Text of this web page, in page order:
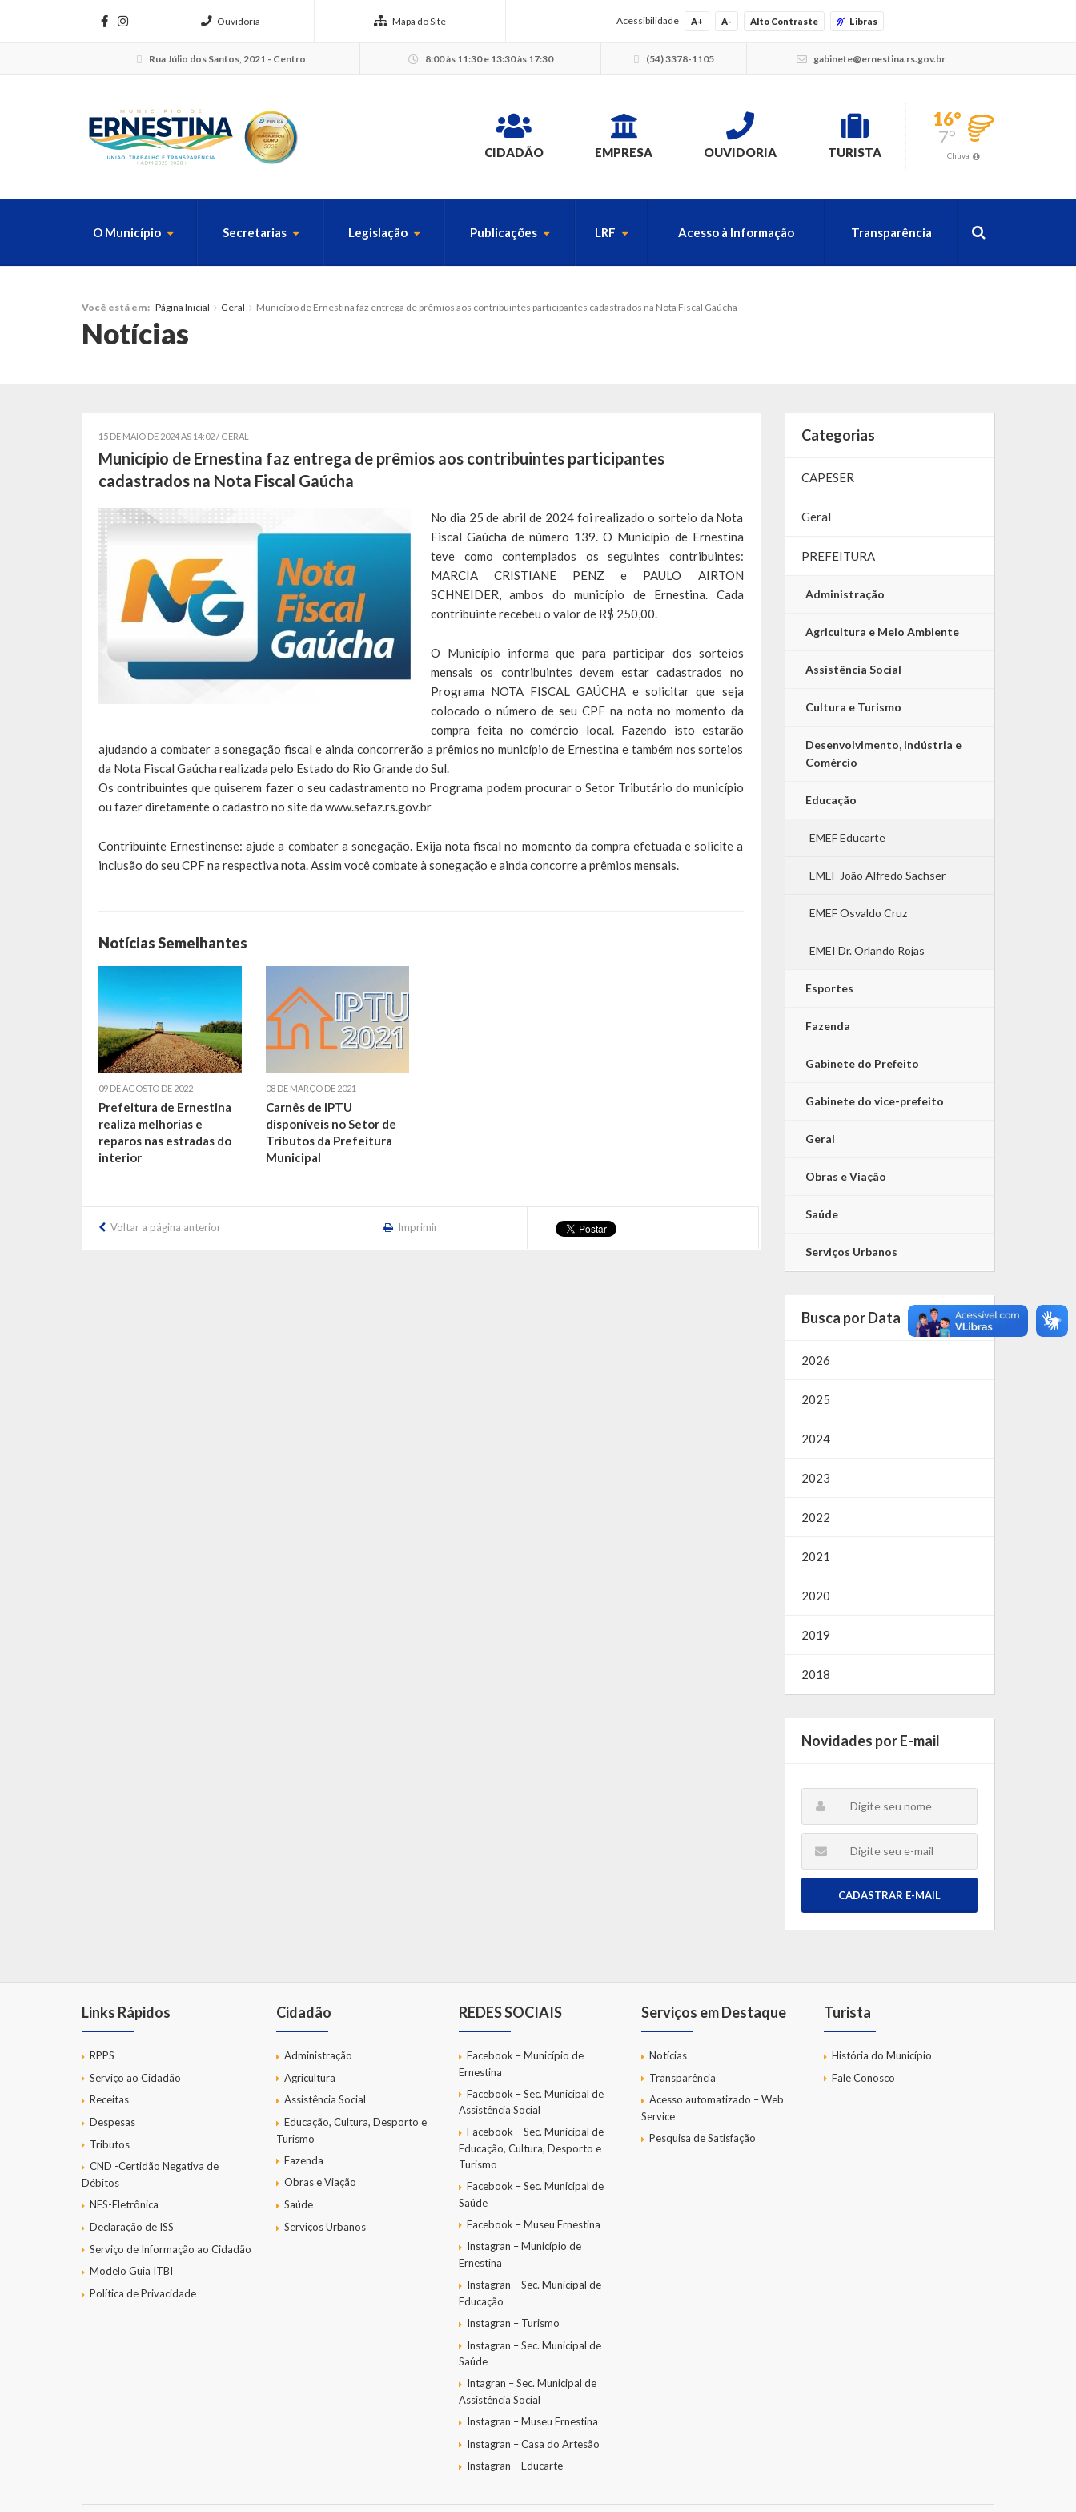
Ouvidoria Mapa do Site Acessibilidade A+ A- Alto Contraste Libras
Rua Júlio dos Santos, 2021 - Centro 8:00 às 11:30 e 13:30 às 17:30 (54) 3378-1105 gabinete@ernestina.rs.gov.br
CIDADÃO EMPRESA OUVIDORIA TURISTA
16°
7°
Chuva
O Município Secretarias Legislação Publicações LRF Acesso à Informação Transparência
Você está em: Página Inicial Geral Município de Ernestina faz entrega de prêmios aos contribuintes participantes cadastrados na Nota Fiscal Gaúcha
Notícias
15 DE MAIO DE 2024 AS 14:02 / GERAL
Município de Ernestina faz entrega de prêmios aos contribuintes participantes
cadastrados na Nota Fiscal Gaúcha
No dia 25 de abril de 2024 foi realizado o sorteio da Nota
Fiscal Gaúcha de número 139. O Município de Ernestina
teve como contemplados os seguintes contribuintes:
MARCIA CRISTIANE PENZ e PAULO AIRTON
SCHNEIDER, ambos do município de Ernestina. Cada
contribuinte recebeu o valor de R$ 250,00.
O Município informa que para participar dos sorteios
mensais os contribuintes devem estar cadastrados no
Programa NOTA FISCAL GAÚCHA e solicitar que seja
colocado o número de seu CPF na nota no momento da
compra feita no comércio local. Fazendo isto estarão
ajudando a combater a sonegação fiscal e ainda concorrerão a prêmios no município de Ernestina e também nos sorteios
da Nota Fiscal Gaúcha realizada pelo Estado do Rio Grande do Sul.
Os contribuintes que quiserem fazer o seu cadastramento no Programa podem procurar o Setor Tributário do município
ou fazer diretamente o cadastro no site da www.sefaz.rs.gov.br
Contribuinte Ernestinense: ajude a combater a sonegação. Exija nota fiscal no momento da compra efetuada e solicite a
inclusão do seu CPF na respectiva nota. Assim você combate à sonegação e ainda concorre a prêmios mensais.
Notícias Semelhantes
09 DE AGOSTO DE 2022
Prefeitura de Ernestina
realiza melhorias e
reparos nas estradas do
interior
08 DE MARÇO DE 2021
Carnês de IPTU
disponíveis no Setor de
Tributos da Prefeitura
Municipal
Voltar a página anterior Imprimir
Categorias
CAPESER
Geral
PREFEITURA
Administração
Agricultura e Meio Ambiente
Assistência Social
Cultura e Turismo
Desenvolvimento, Indústria e
Comércio
Educação
EMEF Educarte
EMEF João Alfredo Sachser
EMEF Osvaldo Cruz
EMEI Dr. Orlando Rojas
Esportes
Fazenda
Gabinete do Prefeito
Gabinete do vice-prefeito
Geral
Obras e Viação
Saúde
Serviços Urbanos
Busca por Data
2026
2025
2024
2023
2022
2021
2020
2019
2018
Novidades por E-mail
CADASTRAR E-MAIL
Links Rápidos
RPPS
Serviço ao Cidadão
Receitas
Despesas
Tributos
CND -Certidão Negativa de
Débitos
NFS-Eletrônica
Declaração de ISS
Serviço de Informação ao Cidadão
Modelo Guia ITBI
Política de Privacidade
Cidadão
Administração
Agricultura
Assistência Social
Educação, Cultura, Desporto e
Turismo
Fazenda
Obras e Viação
Saúde
Serviços Urbanos
REDES SOCIAIS
Facebook – Município de
Ernestina
Facebook – Sec. Municipal de
Assistência Social
Facebook – Sec. Municipal de
Educação, Cultura, Desporto e
Turismo
Facebook – Sec. Municipal de
Saúde
Facebook – Museu Ernestina
Instagran – Município de
Ernestina
Instagran – Sec. Municipal de
Educação
Instagran – Turismo
Instagran – Sec. Municipal de
Saúde
Intagran – Sec. Municipal de
Assistência Social
Instagran – Museu Ernestina
Instagran – Casa do Artesão
Instagran – Educarte
Serviços em Destaque
Notícias
Transparência
Acesso automatizado – Web
Service
Pesquisa de Satisfação
Turista
História do Município
Fale Conosco